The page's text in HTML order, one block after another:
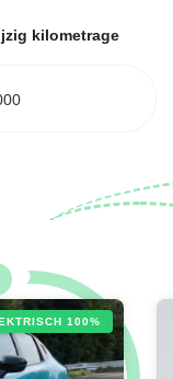
kilometrage
100%